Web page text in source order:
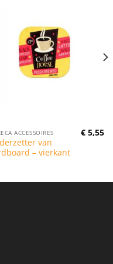
ACCESSOIRES
van
– vierkant
€ 5,55